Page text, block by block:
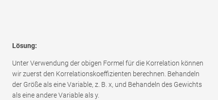
Lösung:
Unter Verwendung der obigen Formel für die Korrelation können
wir zuerst den Korrelationskoeffizienten berechnen. Behandeln
der Größe als eine Variable, z. B. x, und Behandeln des Gewichts
als eine andere Variable als y.